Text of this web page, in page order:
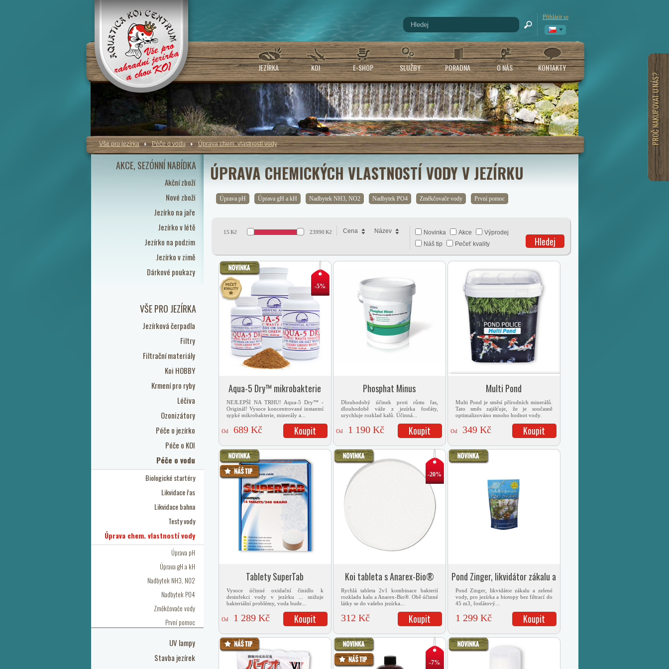
Přihlásit se
JEZÍRKA KOI E-SHOP SLUŽBY PORADNA O NÁS KONTAKTY
AKCE, SEZÓNNÍ NABÍDKA
Akční zboží
Nové zboží
Jezírko na jaře
Jezírko v létě
Jezírko na podzim
Jezírko v zimě
Dárkové poukazy
VŠE PRO JEZÍRKA
Jezírková čerpadla
Filtry
Filtrační materiály
Koi HOBBY
Krmení pro ryby
Léčiva
Ozonizátory
Péče o jezírko
Péče o KOI
Péče o vodu
Biologické startéry
Likvidace řas
Likvidace bahna
Testy vody
Úprava chem. vlastností vody
Úprava pH
Úprava gH a kH
Nadbytek NH3, NO2
Nadbytek PO4
Změkčovače vody
První pomoc
UV lampy
Stavba jezírek
PROČ NAKUPOVAT U NÁS?
ÚPRAVA CHEMICKÝCH VLASTNOSTÍ VODY V JEZÍRKU
Vše pro jezírka Péče o vodu Úprava chem. vlastností vody
Úprava pH Úprava gH a kH Nadbytek NH3, NO2 Nadbytek PO4 Změkčovače vody První pomoc
15 Kč 23990 Kč Cena Název Novinka Akce
Výprodej
Náš tip
Pečeť kvality Hledej
-5%
Aqua-5 Dry™ mikrobakterie
NEJLEPŠÍ NA TRHU! Aqua-5 Dry™ -
Originál! Vysoce koncentrované instantní
sypké mikrobakterie, minerály a...
Od 689 Kč Koupit
Phosphat Minus
Dlouhodobý účinek proti růstu řas,
dlouhodobě váže z jezírka fosfáty,
urychluje rozklad kalů. Účinná...
Od 1 190 Kč Koupit
Multi Pond
Multi Pond je směsí přírodních minerálů.
Tato směs zajišťuje, že je současně
optimalizováno mnoho hodnot vody.
Od 349 Kč Koupit
Tablety SuperTab
Vysoce účinné oxidační činidlo k
desinfekci vody v jezírku ... snižuje
bakteriální problémy, voda bude...
Od 1 289 Kč Koupit
-20%
Koi tableta s Anarex-Bio®
Rychlá tableta 2v1 kombinace bakterií
rozkladu kalu a Anarex-Bio®. Obě účinné
látky se do vašeho jezírka...
312 Kč Koupit
Pond Zinger, likvidátor zákalu a
zelené vody
Pond Zinger, likvidátor zákalu a zelené
vody, pro jezírka a biotopy bez filtrací do
45 m3, fosfátový...
1 299 Kč Koupit
-7%